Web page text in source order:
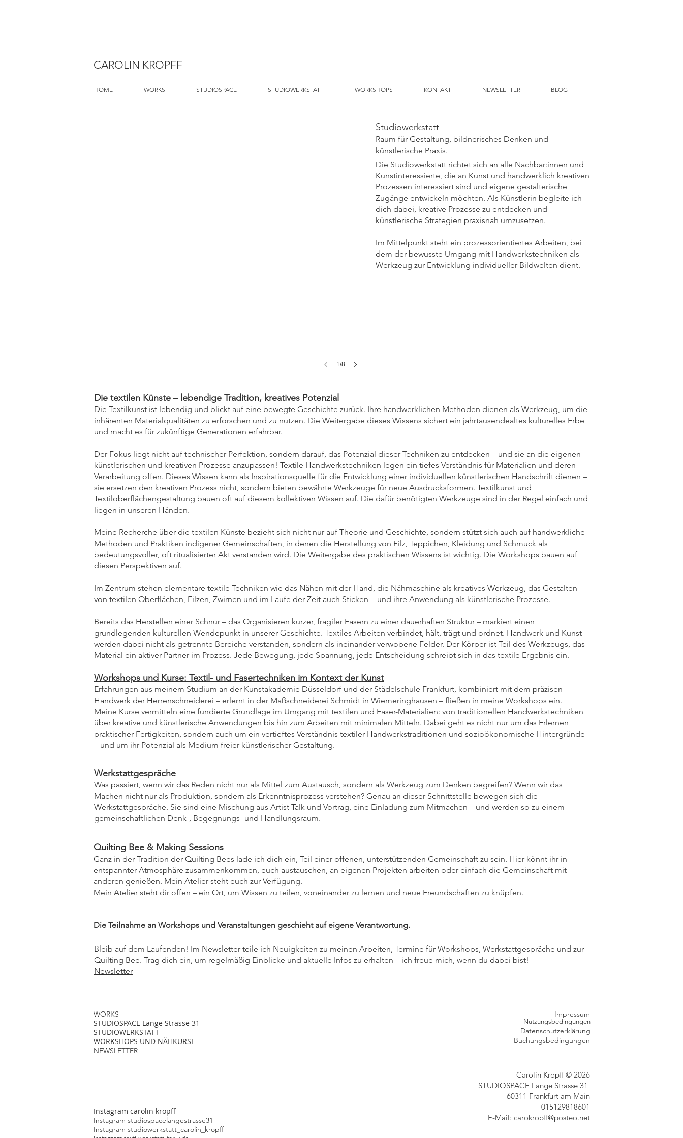
CAROLIN KROPFF
HOME WORKS STUDIOSPACE STUDIOWERKSTATT WORKSHOPS KONTAKT NEWSLETTER BLOG
1/8
Studiowerkstatt
Raum für Gestaltung, bildnerisches Denken und
künstlerische Praxis.
Die Studiowerkstatt richtet sich an alle Nachbar:innen und
Kunstinteressierte, die an Kunst und handwerklich kreativen
Prozessen interessiert sind und eigene gestalterische
Zugänge entwickeln möchten. Als Künstlerin begleite ich
dich dabei, kreative Prozesse zu entdecken und
künstlerische Strategien praxisnah umzusetzen.
Im Mittelpunkt steht ein prozessorientiertes Arbeiten, bei
dem der bewusste Umgang mit Handwerkstechniken als
Werkzeug zur Entwicklung individueller Bildwelten dient.
Die textilen Künste – lebendige Tradition, kreatives Potenzial
Die Textilkunst ist lebendig und blickt auf eine bewegte Geschichte zurück. Ihre handwerklichen Methoden dienen als Werkzeug, um die
inhärenten Materialqualitäten zu erforschen und zu nutzen. Die Weitergabe dieses Wissens sichert ein jahrtausendealtes kulturelles Erbe
und macht es für zukünftige Generationen erfahrbar.
Der Fokus liegt nicht auf technischer Perfektion, sondern darauf, das Potenzial dieser Techniken zu entdecken – und sie an die eigenen
künstlerischen und kreativen Prozesse anzupassen! Textile Handwerkstechniken legen ein tiefes Verständnis für Materialien und deren
Verarbeitung offen. Dieses Wissen kann als Inspirationsquelle für die Entwicklung einer individuellen künstlerischen Handschrift dienen –
sie ersetzen den kreativen Prozess nicht, sondern bieten bewährte Werkzeuge für neue Ausdrucksformen. Textilkunst und
Textiloberflächengestaltung bauen oft auf diesem kollektiven Wissen auf. Die dafür benötigten Werkzeuge sind in der Regel einfach und
liegen in unseren Händen.
Meine Recherche über die textilen Künste bezieht sich nicht nur auf Theorie und Geschichte, sondern stützt sich auch auf handwerkliche
Methoden und Praktiken indigener Gemeinschaften, in denen die Herstellung von Filz, Teppichen, Kleidung und Schmuck als
bedeutungsvoller, oft ritualisierter Akt verstanden wird. Die Weitergabe des praktischen Wissens ist wichtig. Die Workshops bauen auf
diesen Perspektiven auf.
Im Zentrum stehen elementare textile Techniken wie das Nähen mit der Hand, die Nähmaschine als kreatives Werkzeug, das Gestalten
von textilen Oberflächen, Filzen, Zwirnen und im Laufe der Zeit auch Sticken - und ihre Anwendung als künstlerische Prozesse.
Bereits das Herstellen einer Schnur – das Organisieren kurzer, fragiler Fasern zu einer dauerhaften Struktur – markiert einen
grundlegenden kulturellen Wendepunkt in unserer Geschichte. Textiles Arbeiten verbindet, hält, trägt und ordnet. Handwerk und Kunst
werden dabei nicht als getrennte Bereiche verstanden, sondern als ineinander verwobene Felder. Der Körper ist Teil des Werkzeugs, das
Material ein aktiver Partner im Prozess. Jede Bewegung, jede Spannung, jede Entscheidung schreibt sich in das textile Ergebnis ein.
Workshops und Kurse: Textil- und Fasertechniken im Kontext der Kunst
Erfahrungen aus meinem Studium an der Kunstakademie Düsseldorf und der Städelschule Frankfurt, kombiniert mit dem präzisen
Handwerk der Herrenschneiderei – erlernt in der Maßschneiderei Schmidt in Wiemeringhausen – fließen in meine Workshops ein.
Meine Kurse vermitteln eine fundierte Grundlage im Umgang mit textilen und Faser-Materialien: von traditionellen Handwerkstechniken
über kreative und künstlerische Anwendungen bis hin zum Arbeiten mit minimalen Mitteln. Dabei geht es nicht nur um das Erlernen
praktischer Fertigkeiten, sondern auch um ein vertieftes Verständnis textiler Handwerkstraditionen und sozioökonomische Hintergründe
– und um ihr Potenzial als Medium freier künstlerischer Gestaltung.
Werkstattgespräche
Was passiert, wenn wir das Reden nicht nur als Mittel zum Austausch, sondern als Werkzeug zum Denken begreifen? Wenn wir das
Machen nicht nur als Produktion, sondern als Erkenntnisprozess verstehen? Genau an dieser Schnittstelle bewegen sich die
Werkstattgespräche. Sie sind eine Mischung aus Artist Talk und Vortrag, eine Einladung zum Mitmachen – und werden so zu einem
gemeinschaftlichen Denk-, Begegnungs- und Handlungsraum.
Quilting Bee & Making Sessions
Ganz in der Tradition der Quilting Bees lade ich dich ein, Teil einer offenen, unterstützenden Gemeinschaft zu sein. Hier könnt ihr in
entspannter Atmosphäre zusammenkommen, euch austauschen, an eigenen Projekten arbeiten oder einfach die Gemeinschaft mit
anderen genießen. Mein Atelier steht euch zur Verfügung.
Mein Atelier steht dir offen – ein Ort, um Wissen zu teilen, voneinander zu lernen und neue Freundschaften zu knüpfen.
Die Teilnahme an Workshops und Veranstaltungen geschieht auf eigene Verantwortung.
Bleib auf dem Laufenden! Im Newsletter teile ich Neuigkeiten zu meinen Arbeiten, Termine für Workshops, Werkstattgespräche und zur
Quilting Bee. Trag dich ein, um regelmäßig Einblicke und aktuelle Infos zu erhalten – ich freue mich, wenn du dabei bist!
Newsletter
WORKS
STUDIOSPACE Lange Strasse 31
STUDIOWERKSTATT
WORKSHOPS UND NÄHKURSE
NEWSLETTER
Instagram carolin kropff
Instagram studiospacelangestrasse31
Instagram studiowerkstatt_carolin_kropff
Impressum
Datenschutzerklärung
Buchungsbedingungen
Carolin Kropff © 2026
STUDIOSPACE Lange Strasse 31
60311 Frankfurt am Main
015129818601
E-Mail: carokropff@posteo.net
Nutzungsbedingungen